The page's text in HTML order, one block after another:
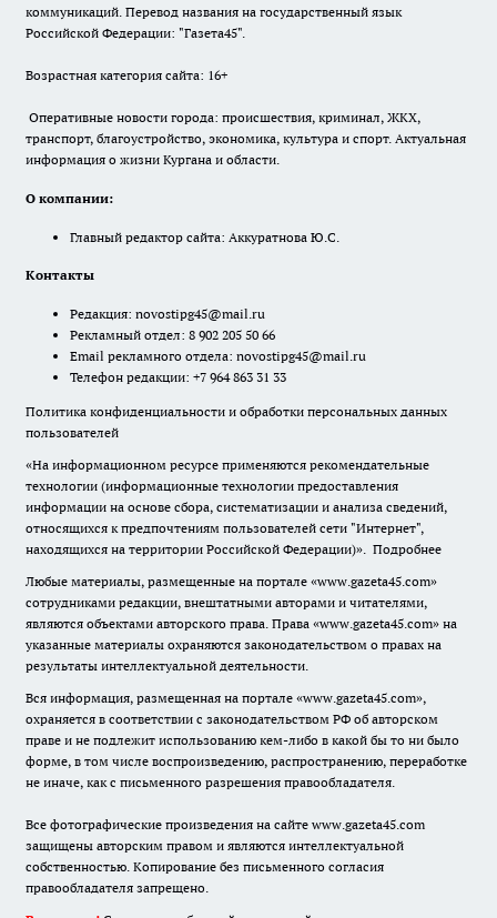
коммуникаций. Перевод названия на государственный язык
Российской Федерации: "Газета45".
Возрастная категория сайта: 16+
Оперативные новости города: происшествия, криминал, ЖКХ,
транспорт, благоустройство, экономика, культура и спорт. Актуальная
информация о жизни Кургана и области.
О компании:
Главный редактор сайта: Аккуратнова Ю.С.
Контакты
Редакция: novostipg45@mail.ru
Рекламный отдел: 8 902 205 50 66
Email рекламного отдела: novostipg45@mail.ru
Телефон редакции: +7 964 863 31 33
Политика конфиденциальности и обработки персональных данных
пользователей
«На информационном ресурсе применяются рекомендательные
технологии (информационные технологии предоставления
информации на основе сбора, систематизации и анализа сведений,
относящихся к предпочтениям пользователей сети "Интернет",
находящихся на территории Российской Федерации)». Подробнее
Любые материалы, размещенные на портале «www.gazeta45.com»
сотрудниками редакции, внештатными авторами и читателями,
являются объектами авторского права. Права «www.gazeta45.com» на
указанные материалы охраняются законодательством о правах на
результаты интеллектуальной деятельности.
Вся информация, размещенная на портале «www.gazeta45.com»,
охраняется в соответствии с законодательством РФ об авторском
праве и не подлежит использованию кем-либо в какой бы то ни было
форме, в том числе воспроизведению, распространению, переработке
не иначе, как с письменного разрешения правообладателя.
Все фотографические произведения на сайте www.gazeta45.com
защищены авторским правом и являются интеллектуальной
собственностью. Копирование без письменного согласия
правообладателя запрещено.